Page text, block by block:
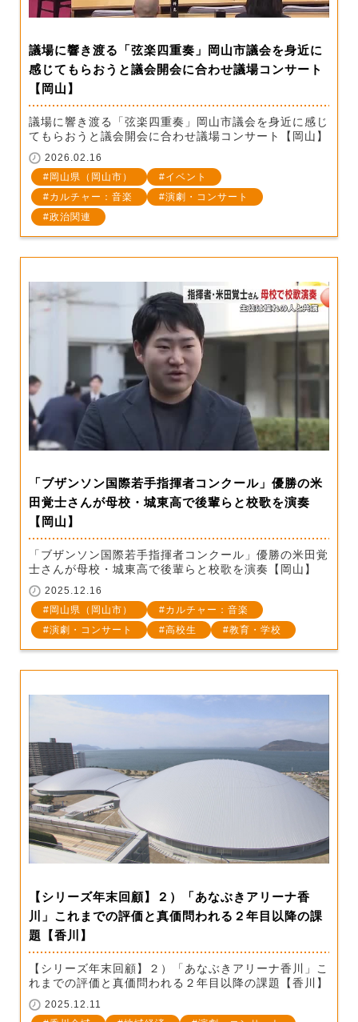
議場に響き渡る「弦楽四重奏」岡山市議会を身近に
感じてもらおうと議会開会に合わせ議場コンサート
【岡山】
議場に響き渡る「弦楽四重奏」岡山市議会を身近に感じ
てもらおうと議会開会に合わせ議場コンサート【岡山】
2026.02.16
岡山県（岡山市）
イベント
カルチャー：音楽
演劇・コンサート
政治関連
「ブザンソン国際若手指揮者コンクール」優勝の米
田覚士さんが母校・城東高で後輩らと校歌を演奏
【岡山】
「ブザンソン国際若手指揮者コンクール」優勝の米田覚
士さんが母校・城東高で後輩らと校歌を演奏【岡山】
2025.12.16
岡山県（岡山市）
カルチャー：音楽
演劇・コンサート
高校生 教育・学校
【シリーズ年末回顧】２）「あなぶきアリーナ香
川」これまでの評価と真価問われる２年目以降の課
題【香川】
【シリーズ年末回顧】２）「あなぶきアリーナ香川」こ
れまでの評価と真価問われる２年目以降の課題【香川】
2025.12.11